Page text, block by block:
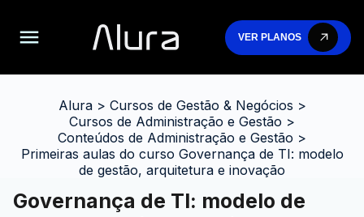
VER PLANOS
Alura> Cursos de Gestão & Negócios >
Cursos de Administração e Gestão >
Conteúdos de Administração e Gestão >
Primeiras aulas do curso Governança de TI: modelo
de gestão, arquitetura e inovação
Governança de TI: modelo de